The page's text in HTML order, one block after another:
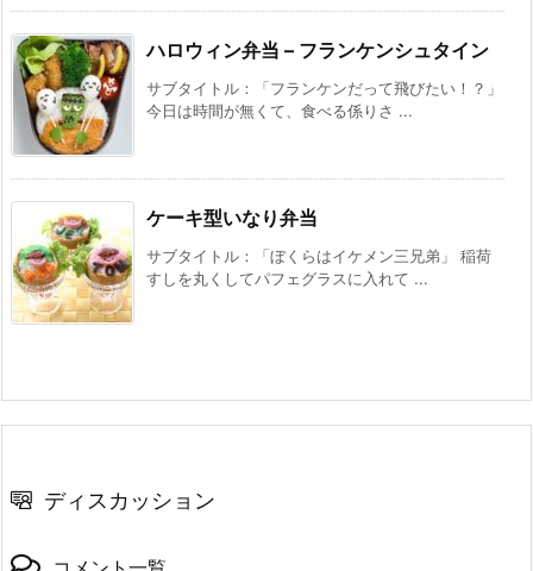
ハロウィン弁当 – フランケンシュタイン
サブタイトル：「フランケンだって飛びたい！？」
今日は時間が無くて、食べる係りさ ...
ケーキ型いなり弁当
サブタイトル：「ぼくらはイケメン三兄弟」 稲荷
すしを丸くしてパフェグラスに入れて ...
ディスカッション